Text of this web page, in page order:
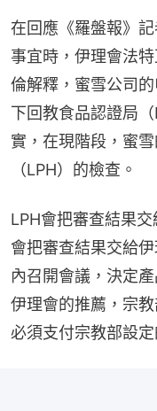
在回應《羅盤報》
事宜時，伊理會法
倫解釋，蜜雪公司
下回教食品認證局
實，在現階段，蜜
（LPH）的檢查。
LPH會把審查結果
會把審查結果交給
內召開會議，決定
伊理會的推薦，宗
必須支付宗教部設定